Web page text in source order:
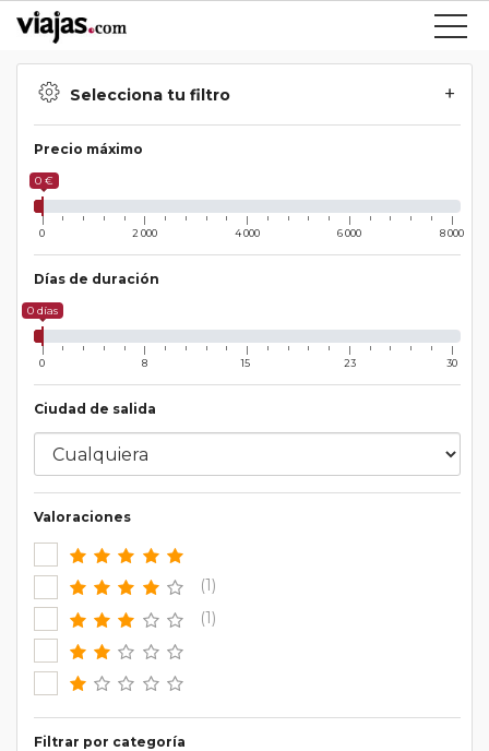
Selecciona tu filtro
Precio máximo
0 €
0 2 000 4 000 6 000 8 000
Días de duración
0 días
0 8 15 23 30
Ciudad de salida
Valoraciones
(1)
(1)
Filtrar por categoría